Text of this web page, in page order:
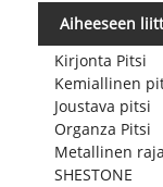
Aiheeseen
Kirjonta Pitsi
Kemiallinen
Joustava pitsi
Organza Pitsi
Metallinen
SHESTONE